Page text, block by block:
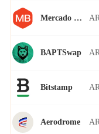
Mercado Bitcoin
BAPTSwap
Bitstamp
Aerodrome